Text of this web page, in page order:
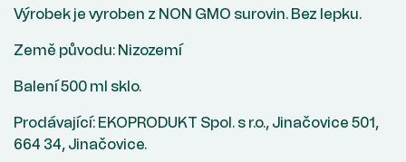
Výrobek je vyroben z NON GMO surovin. Bez lepku.
Země původu: Nizozemí
Balení 500 ml sklo.
Prodávající: EKOPRODUKT Spol. s r.o., Jinačovice 501,
664 34, Jinačovice.